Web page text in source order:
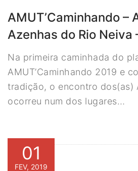
AMUT’Caminhando –
Azenhas do Rio Neiva
Na primeira caminhada do
AMUT’Caminhando 2019 e
tradição, o encontro dos(as)
ocorreu num dos lugares…
01
FEV, 2019